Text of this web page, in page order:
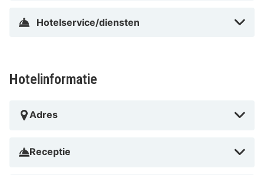
Hotelservice/diensten
Hotelinformatie
Adres
Receptie